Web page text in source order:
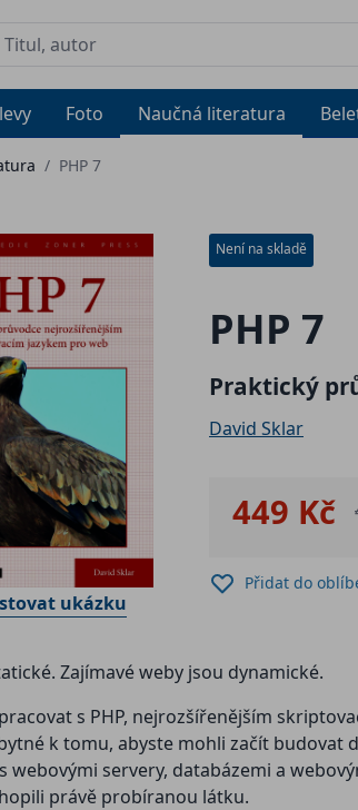
Foto Naučná literatura
/ PHP 7
ukázku
Není na skladě
PHP 7
Praktický
David Sklar
449 Kč
Přidat do
Zajímavé weby jsou dynamické.
s PHP, nejrozšířenějším
k tomu, abyste mohli začít
webovými servery, databázemi a
právě probíranou látku.